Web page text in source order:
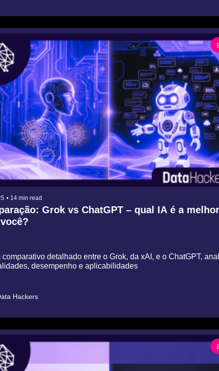
• 14 min read
Grok vs ChatGPT – qual IA é a melhor
comparativo detalhado entre o Grok, da xAI, e o ChatGPT,
desempenho e aplicabilidades
Hackers